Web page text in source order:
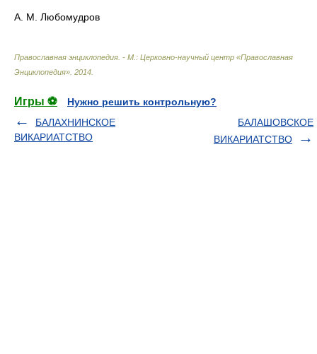
А. М. Любомудров
Православная энциклопедия. - М.: Церковно-научный центр «Православная
Энциклопедия» 2014
Игры ⚽
Нужно решить контрольную?
БАЛАХНИНСКОЕ
ВИКАРИАТСТВО
БАЛАШОВСКОЕ
ВИКАРИАТСТВО